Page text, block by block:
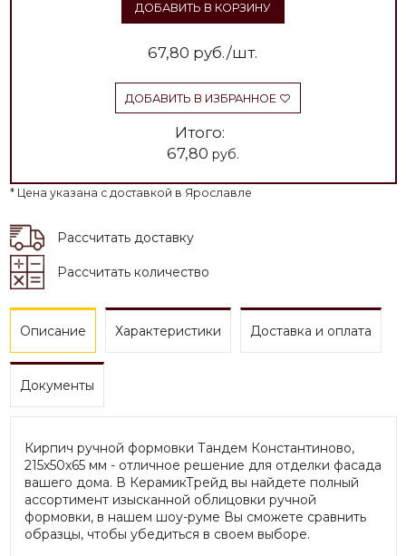
ДОБАВИТЬ В КОРЗИНУ
67,80 руб./шт.
ДОБАВИТЬ В ИЗБРАННОЕ
Итого:
67,80 руб.
* Цена указана с доставкой в Ярославле
Рассчитать доставку
Рассчитать количество
Описание Характеристики Доставка и оплата
Документы
Кирпич ручной формовки Тандем Константиново,
215х50х65 мм - отличное решение для отделки фасада
вашего дома. В КерамикТрейд вы найдете полный
ассортимент изысканной облицовки ручной
формовки, в нашем шоу-руме Вы сможете сравнить
образцы, чтобы убедиться в своем выборе.